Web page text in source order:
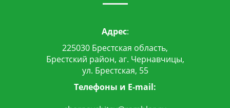
Адрес:
225030 Брестская область,
Брестский район, аг. Чернавчицы,
ул. Брестская, 55
Телефоны и E-mail: